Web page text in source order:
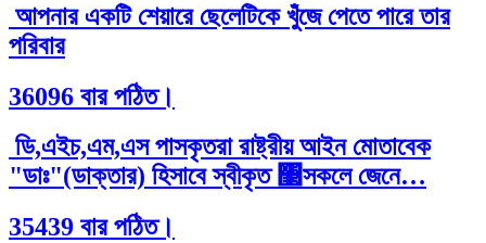
আপনার একটি শেয়ারে ছেলেটিকে খুঁজে পেতে পারে তার
পরিবার
36096 বার পঠিত।
ডি,এইচ,এম,এস পাসকৃতরা রাষ্ট্রীয় আইন মোতাবেক
"ডাঃ"(ডাক্তার) হিসাবে স্বীকৃত ঳সকলে জেনে…
35439 বার পঠিত।